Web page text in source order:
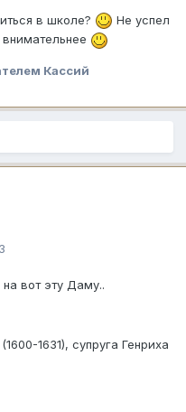
в школе?
Не успел
Кассий
вот эту Даму..
1631), супруга Генриха